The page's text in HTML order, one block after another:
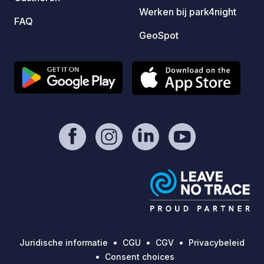
FAQ
Werken bij park4night
GeoSpot
Juridische informatie CGU CGV
Privacybeleid
Consent choices